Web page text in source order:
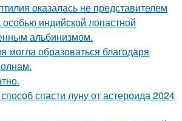
оказалась не представителем
особью индийской лопастной
альбинизмом.
могла образоваться благодаря
спасти луну от астероида 2024